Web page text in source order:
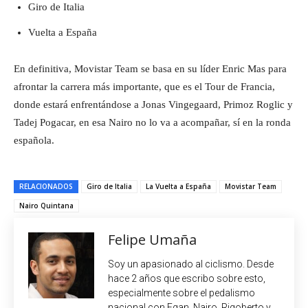
Giro de Italia
Vuelta a España
En definitiva, Movistar Team se basa en su líder Enric Mas para
afrontar la carrera más importante, que es el Tour de Francia,
donde estará enfrentándose a Jonas Vingegaard, Primoz Roglic y
Tadej Pogacar, en esa Nairo no lo va a acompañar, sí en la ronda
española.
RELACIONADOS Giro de Italia La Vuelta a España
Movistar Team
Nairo Quintana
Felipe Umaña
Soy un apasionado al ciclismo. Desde
hace 2 años que escribo sobre esto,
especialmente sobre el pedalismo